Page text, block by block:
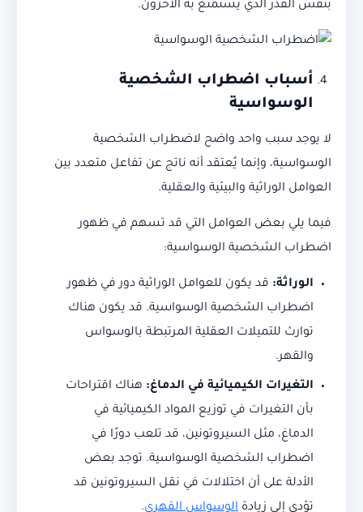
بنفس القدر الذي يستمتع به الآخرون.
أسباب اضطراب الشخصية
الوسواسية
لا يوجد سبب واحد واضح لاضطراب الشخصية
الوسواسية، وإنما يُعتقد أنه ناتج عن تفاعل متعدد بين
العوامل الوراثية والبيئية والعقلية.
فيما يلي بعض العوامل التي قد تسهم في ظهور
اضطراب الشخصية الوسواسية:
الوراثة: قد يكون للعوامل الوراثية دور في ظهور
اضطراب الشخصية الوسواسية. قد يكون هناك
توارث للتميلات العقلية المرتبطة بالوسواس
والقهر.
التغيرات الكيميائية في الدماغ: هناك اقتراحات
بأن التغيرات في توزيع المواد الكيميائية في
الدماغ، مثل السيروتونين، قد تلعب دورًا في
اضطراب الشخصية الوسواسية. توجد بعض
الأدلة على أن اختلالات في نقل السيروتونين قد
تؤدي إلى زيادة الوسواس القهري.